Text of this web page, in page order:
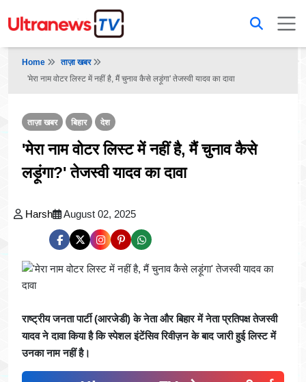
Home
ताज़ा खबर
'मेरा नाम वोटर लिस्ट में नहीं है, मैं चुनाव कैसे लड़ूंगा' तेजस्वी यादव का दावा
ताज़ा खबर बिहार देश
'मेरा नाम वोटर लिस्ट में नहीं है, मैं चुनाव कैसे
लड़ूंगा?' तेजस्वी यादव का दावा
Harsh August 02, 2025
राष्ट्रीय जनता पार्टी (आरजेडी) के नेता और बिहार में नेता प्रतिपक्ष तेजस्वी
यादव ने दावा किया है कि स्पेशल इंटेंसिव रिवीज़न के बाद जारी हुई लिस्ट में
उनका नाम नहीं है।